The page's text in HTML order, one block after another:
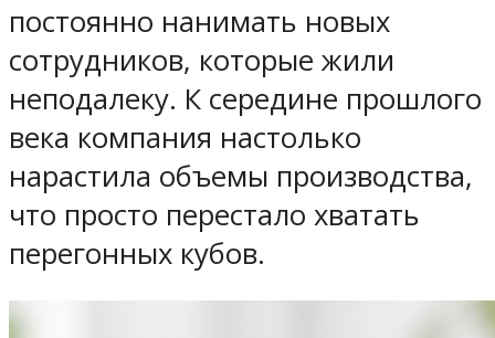
постоянно нанимать новых
сотрудников, которые жили
неподалеку. К середине прошлого
века компания настолько
нарастила объемы производства,
что просто перестало хватать
перегонных кубов.